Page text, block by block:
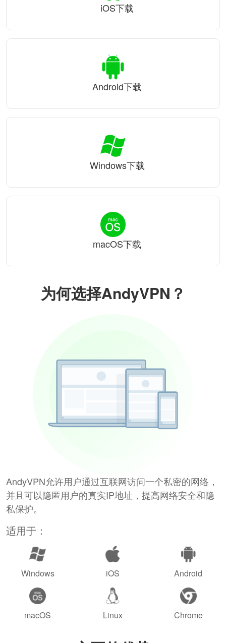
为何选择AndyVPN？
AndyVPN允许用户通过互联网访问一个私密的网络，
并且可以隐匿用户的真实IP地址，提高网络安全和隐
私保护。
适用于：
Windows iOS Android
macOS Linux Chrome
iOS下载
Android下载
Windows下载
macOS下载